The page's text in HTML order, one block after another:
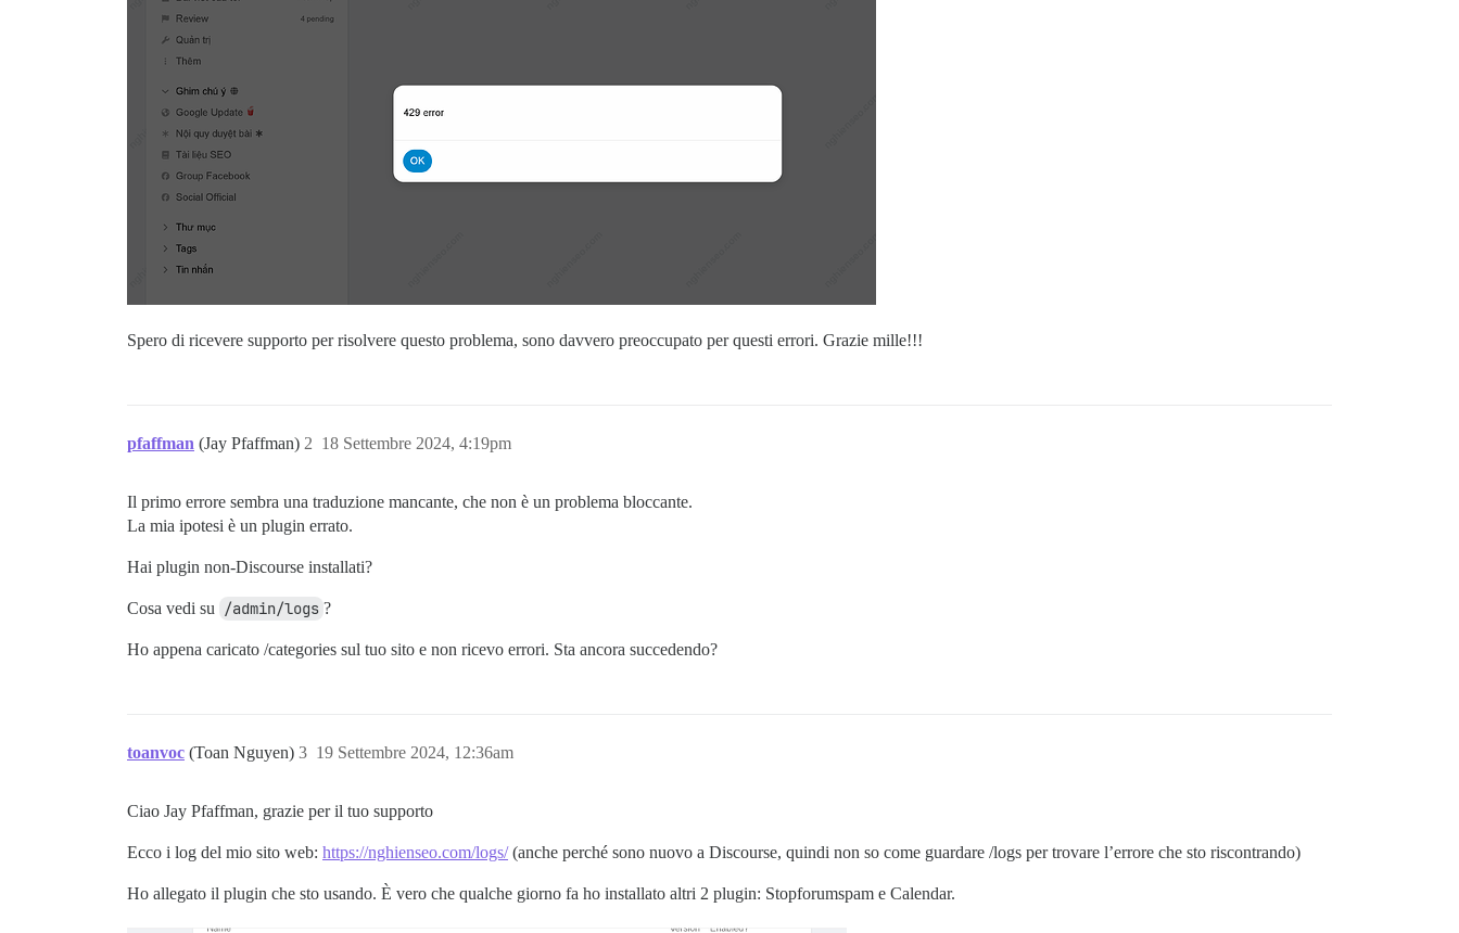
Spero di ricevere supporto per risolvere questo problema, sono davvero preoccupato per questi errori. Grazie mille!!!
pfaffman (Jay Pfaffman) 18 Settembre 2024, 4:19pm
2
Il primo errore sembra una traduzione mancante, che non è un problema bloccante.
La mia ipotesi è un plugin errato.
Hai plugin non-Discourse installati?
Cosa vedi su /admin/logs ?
Ho appena caricato /categories sul tuo sito e non ricevo errori. Sta ancora succedendo?
toanvoc (Toan Nguyen) 19 Settembre 2024, 12:36am
3
Ciao Jay Pfaffman, grazie per il tuo supporto
Ecco i log del mio sito web: https://nghienseo.com/logs/(anche perché sono nuovo a Discourse, quindi non so come guardare /logs per trovare l’errore che sto riscontrando)
Ho allegato il plugin che sto usando. È vero che qualche giorno fa ho installato altri 2 plugin: Stopforumspam e Calendar.